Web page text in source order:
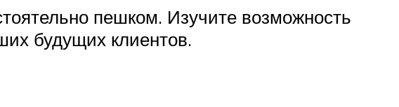
пешком. Изучите возможность
будущих клиентов.